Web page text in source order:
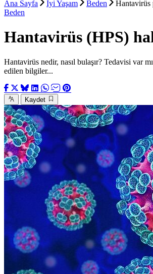
Ana Sayfa İyi Yaşam Beden
Hantavirüs
Beden
Hantavirüs (HPS)
Hantavirüs nedir, nasıl bulaşır? Tedavisi var
edilen bilgiler...
Kaydet